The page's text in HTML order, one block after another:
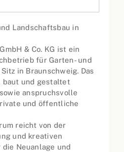
Landschaftsbau in
& Co. KG ist ein
für Garten- und
in Braunschweig. Das
baut und gestaltet
anspruchsvolle
und öffentliche
reicht von der
und kreativen
die Neuanlage und